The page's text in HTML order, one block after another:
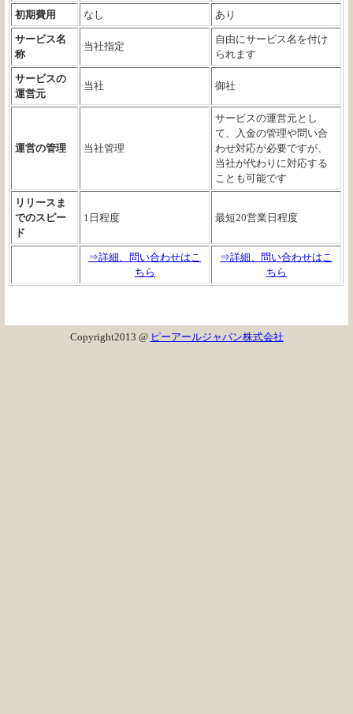
初期費用 なし あり
サービス名
称
当社指定
自由にサービス名を付け
られます
サービスの
運営元
当社 御社
運営の管理 当社管理
サービスの運営元とし
て、入金の管理や問い合
わせ対応が必要ですが、
当社が代わりに対応する
ことも可能です
リリースま
でのスピー
ド
1日程度 最短20営業日程度
⇒詳細、問い合わせはこ
ちら
⇒詳細、問い合わせはこ
ちら
Copyright2013 @ ピーアールジャパン株式会社